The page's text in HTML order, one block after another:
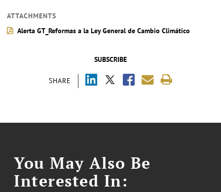
SUBSCRIBE
SHARE
ATTACHMENTS
Alerta GT_Reformas a la Ley General de Cambio Climático
You May Also Be
Interested In: